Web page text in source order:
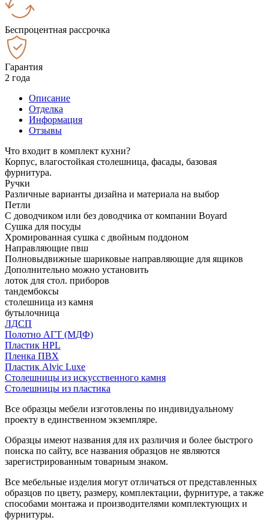
Беспроцентная рассрочка
Гарантия
2 года
Описание
Отделка
Информация
Отзывы
Что входит в комплект кухни?
Корпус, влагостойкая столешница, фасады, базовая
фурнитура.
Ручки
Различные варианты дизайна и материала на выбор
Петли
С доводчиком или без доводчика от компании Boyard
Сушка для посуды
Хромированная сушка с двойным поддоном
Направляющие пвш
Полновыдвижные шариковые направляющие для ящиков
Дополнительно можно установить
лоток для стол. приборов
тандембоксы
столешница из камня
бутылочница
ЛДСП
Полотно АГТ (МДФ)
Пластик HPL
Пленка ПВХ
Пластик Alvic Luxe
Столешницы из искусственного камня
Столешницы из пластика
Все образцы мебели изготовлены по индивидуальному
проекту в единственном экземпляре.
Образцы имеют названия для их различия и более быстрого
поиска по сайту, все названия образцов не являются
зарегистрированным товарным знаком.
Все мебельные изделия могут отличаться от представленных
образцов по цвету, размеру, комплектации, фурнитуре, а также
способами монтажа и производителями комплектующих и
фурнитуры.